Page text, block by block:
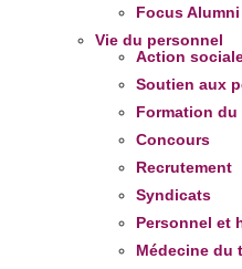
Focus Alumni
Vie du personnel
Action
Soutien aux
Formation du
Concours
Recrutement
Syndicats
Personnel et
Médecine du